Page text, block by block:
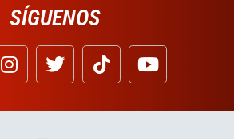
SÍGUENOS